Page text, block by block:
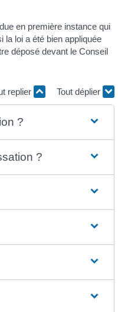
en première instance qui
la loi a été bien appliquée
déposé devant le Conseil
replier Tout déplier
?
?